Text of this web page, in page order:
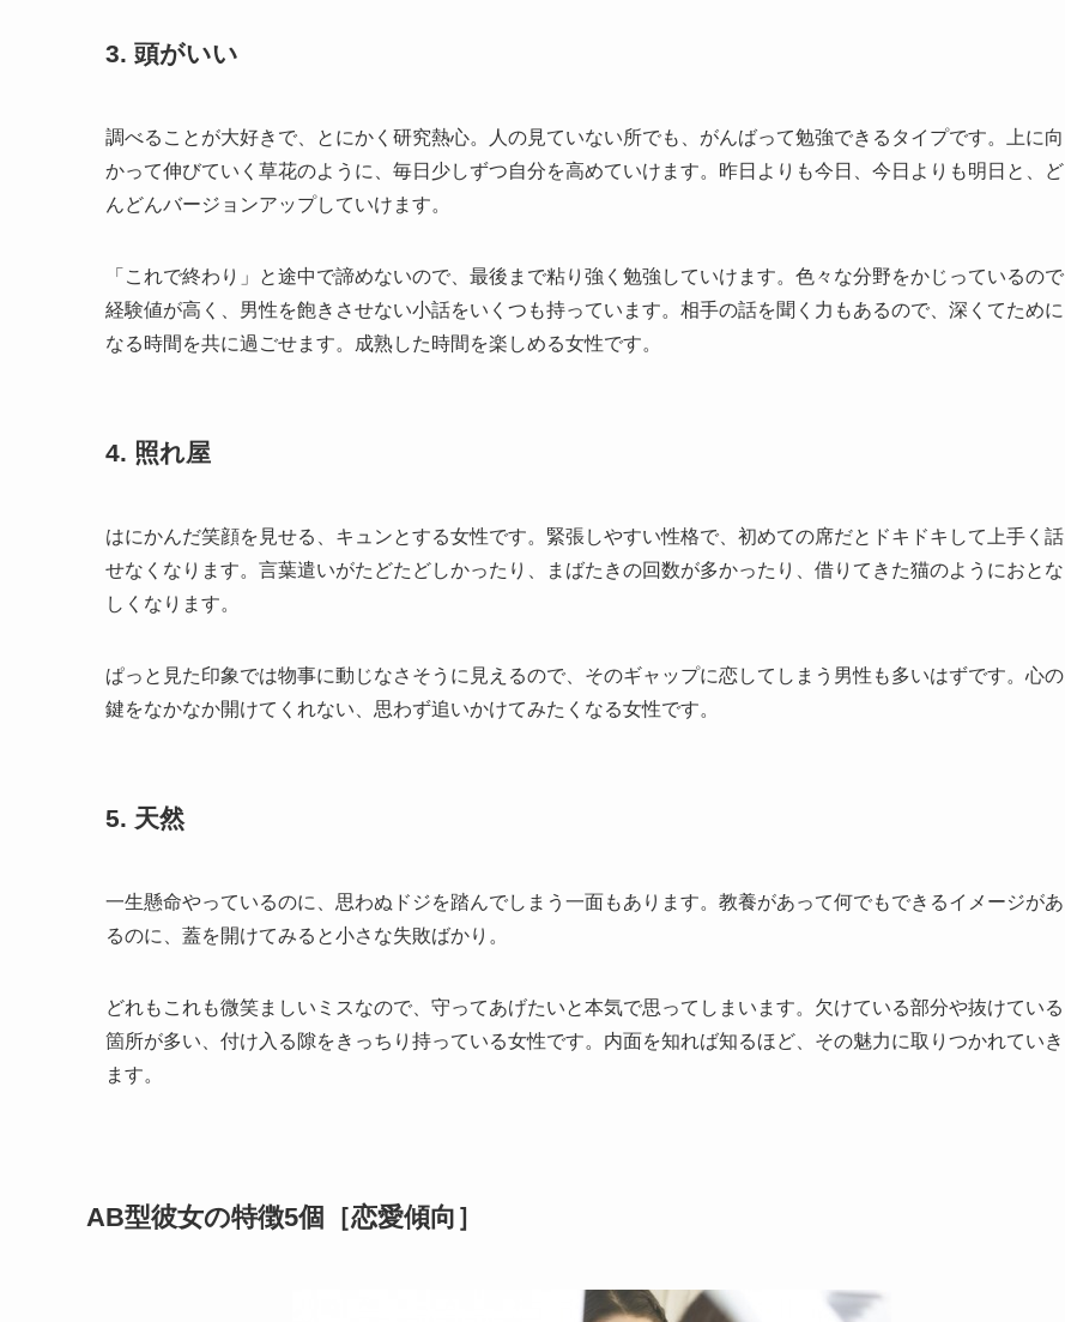
3. 頭がいい
調べることが大好きで、とにかく研究熱心。人の見ていない所でも、がんばって勉強できるタイプです。上に向
かって伸びていく草花のように、毎日少しずつ自分を高めていけます。昨日よりも今日、今日よりも明日と、ど
んどんバージョンアップしていけます。
「これで終わり」と途中で諦めないので、最後まで粘り強く勉強していけます。色々な分野をかじっているので
経験値が高く、男性を飽きさせない小話をいくつも持っています。相手の話を聞く力もあるので、深くてために
なる時間を共に過ごせます。成熟した時間を楽しめる女性です。
4. 照れ屋
はにかんだ笑顔を見せる、キュンとする女性です。緊張しやすい性格で、初めての席だとドキドキして上手く話
せなくなります。言葉遣いがたどたどしかったり、まばたきの回数が多かったり、借りてきた猫のようにおとな
しくなります。
ぱっと見た印象では物事に動じなさそうに見えるので、そのギャップに恋してしまう男性も多いはずです。心の
鍵をなかなか開けてくれない、思わず追いかけてみたくなる女性です。
5. 天然
一生懸命やっているのに、思わぬドジを踏んでしまう一面もあります。教養があって何でもできるイメージがあ
るのに、蓋を開けてみると小さな失敗ばかり。
どれもこれも微笑ましいミスなので、守ってあげたいと本気で思ってしまいます。欠けている部分や抜けている
箇所が多い、付け入る隙をきっちり持っている女性です。内面を知れば知るほど、その魅力に取りつかれていき
ます。
AB型彼女の特徴5個［恋愛傾向］